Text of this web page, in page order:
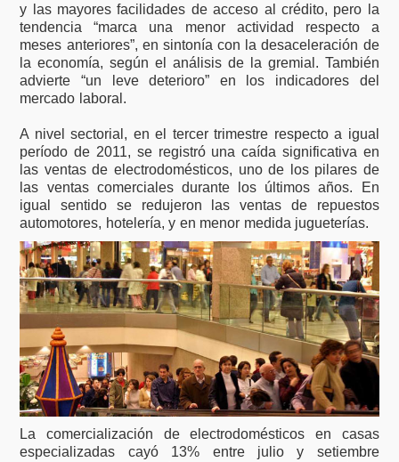
y las mayores facilidades de acceso al crédito, pero la
tendencia “marca una menor actividad respecto a
meses anteriores”, en sintonía con la desaceleración de
la economía, según el análisis de la gremial. También
advierte “un leve deterioro” en los indicadores del
mercado laboral.
A nivel sectorial, en el tercer trimestre respecto a igual
período de 2011, se registró una caída significativa en
las ventas de electrodomésticos, uno de los pilares de
las ventas comerciales durante los últimos años. En
igual sentido se redujeron las ventas de repuestos
automotores, hotelería, y en menor medida jugueterías.
La comercialización de electrodomésticos en casas
especializadas cayó 13% entre julio y setiembre